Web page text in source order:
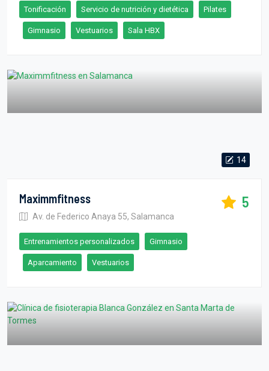
Tonificación Servicio de nutrición y dietética Pilates
Gimnasio Vestuarios Sala HBX
14
Maximmfitness
Av. de Federico Anaya 55, Salamanca
5
Entrenamientos personalizados Gimnasio
Aparcamiento Vestuarios